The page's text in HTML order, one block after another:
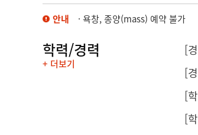
안내 · 욕창, 종양(mass) 예약 불가
학력/경력
+ 더보기
[
[
[
[